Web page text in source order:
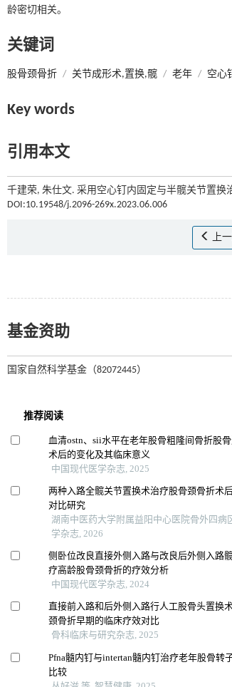
龄密切相关。
关键词
股骨颈骨折 / 关节成形术,置换,髋 / 老年 / 空心钉
Key words
引用本文
千建荣, 朱仕文. 采用空心钉内固定与半髋关节置
DOI:10.19548/j.2096-269x.2023.06.006
上
基金资助
国家自然科学基金（82072445）